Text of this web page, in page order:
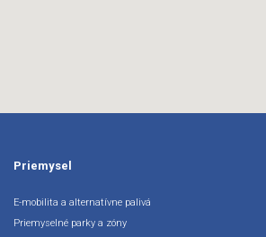
Priemysel
E-mobilita a alternatívne palivá
Priemyselné parky a zóny